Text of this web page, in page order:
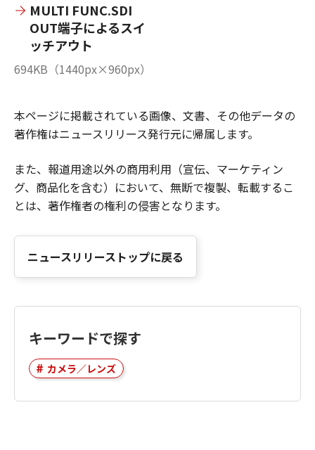
MULTI FUNC.SDI
OUT端子によるスイ
ッチアウト
694KB（1440px×960px）
本ページに掲載されている画像、文書、その他データの
著作権はニュースリリース発行元に帰属します。
また、報道用途以外の商用利用（宣伝、マーケティン
グ、商品化を含む）において、無断で複製、転載するこ
とは、著作権者の権利の侵害となります。
ニュースリリーストップに戻る
キーワードで探す
カメラ／レンズ